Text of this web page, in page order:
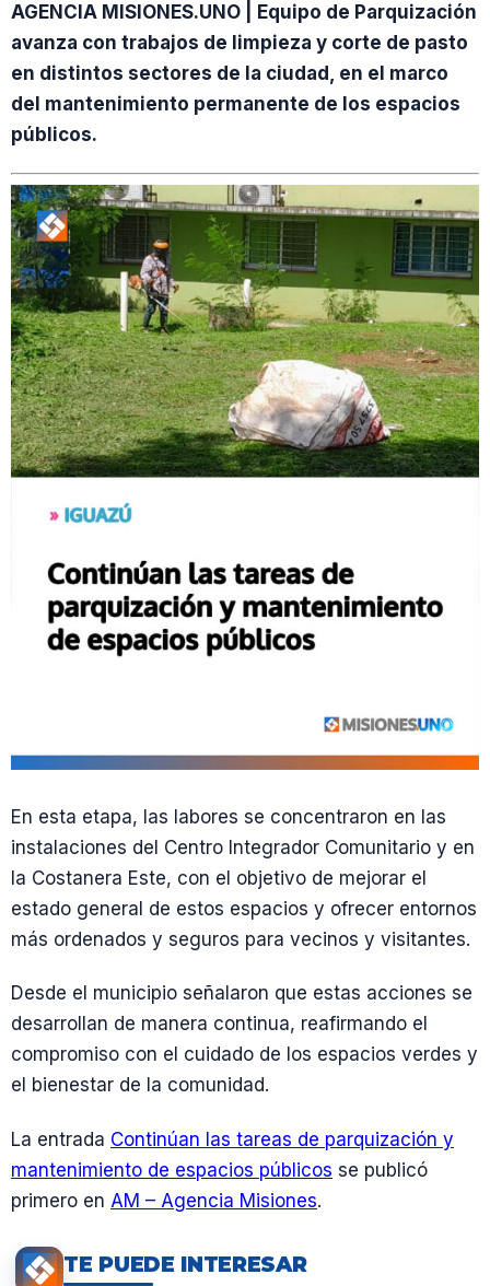
AGENCIA MISIONES.UNO | Equipo de Parquización
avanza con trabajos de limpieza y corte de pasto
en distintos sectores de la ciudad, en el marco
del mantenimiento permanente de los espacios
públicos.
En esta etapa, las labores se concentraron en las
instalaciones del Centro Integrador Comunitario y en
la Costanera Este, con el objetivo de mejorar el
estado general de estos espacios y ofrecer entornos
más ordenados y seguros para vecinos y visitantes.
Desde el municipio señalaron que estas acciones se
desarrollan de manera continua, reafirmando el
compromiso con el cuidado de los espacios verdes y
el bienestar de la comunidad.
La entrada Continúan las tareas de parquización y
mantenimiento de espacios públicos se publicó
primero en AM – Agencia Misiones.
TE PUEDE INTERESAR